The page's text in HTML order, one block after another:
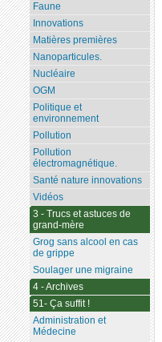
Faune
Innovations
Matières premières
Nanoparticules.
Nucléaire
OGM
Politique et
environnement
Pollution
Pollution
électromagnétique.
Santé nature innovations
Vidéos
3 - Trucs et astuces de
grand-mère
Grog sans alcool en cas
de grippe
Soulager une migraine
4 - Archives
51- Ça suffit !
Administration et
Médecine